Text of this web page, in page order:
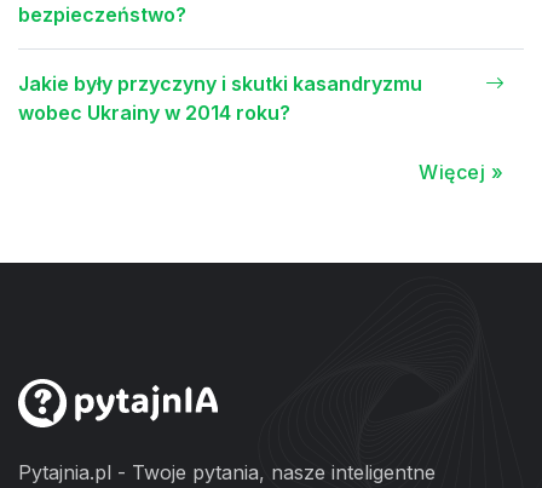
bezpieczeństwo?
Jakie były przyczyny i skutki kasandryzmu
wobec Ukrainy w 2014 roku?
Więcej »
Pytajnia.pl - Twoje pytania, nasze inteligentne